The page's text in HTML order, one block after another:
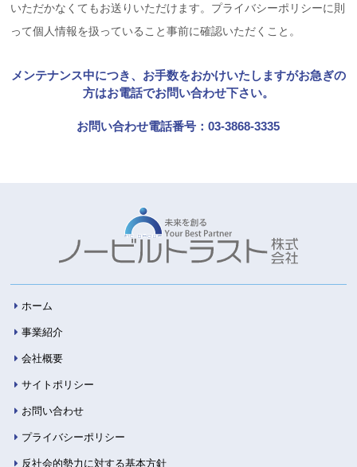
いただかなくてもお送りいただけます。プライバシーポリシーに則
って個人情報を扱っていること事前に確認いただくこと。
メンテナンス中につき、お手数をおかけいたしますがお急ぎの
方はお電話でお問い合わせ下さい。
お問い合わせ電話番号：03-3868-3335
ホーム
事業紹介
会社概要
サイトポリシー
お問い合わせ
プライバシーポリシー
反社会的勢力に対する基本方針